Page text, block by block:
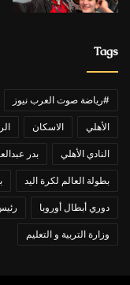
Tags
#رياضة صوت العرب نيوز
الأهلي الاسكان
النادي الأهلي بدر
بطولة العالم لكرة اليد
دوري أبطال أوروبا
وزارة التربية و التعليم